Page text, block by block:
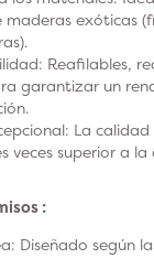
exóticas
Reafilables,
garantizar un
La calidad
veces superior a
:
Diseñado según